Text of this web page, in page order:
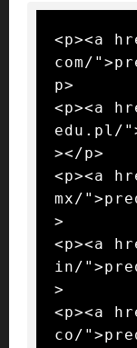
<p><a
com/
p>
<p><a
edu.pl/
></p>
<p><a
mx/
>
<p><a
in/
>
<p><a
co/